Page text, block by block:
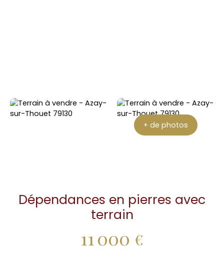
+ de photos
Dépendances en pierres avec
terrain
11 000 €